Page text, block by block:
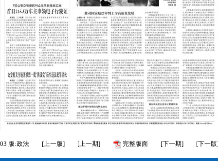
03 版:政法 [上一版] [上一期] 完整版面 [下一期] [下一版